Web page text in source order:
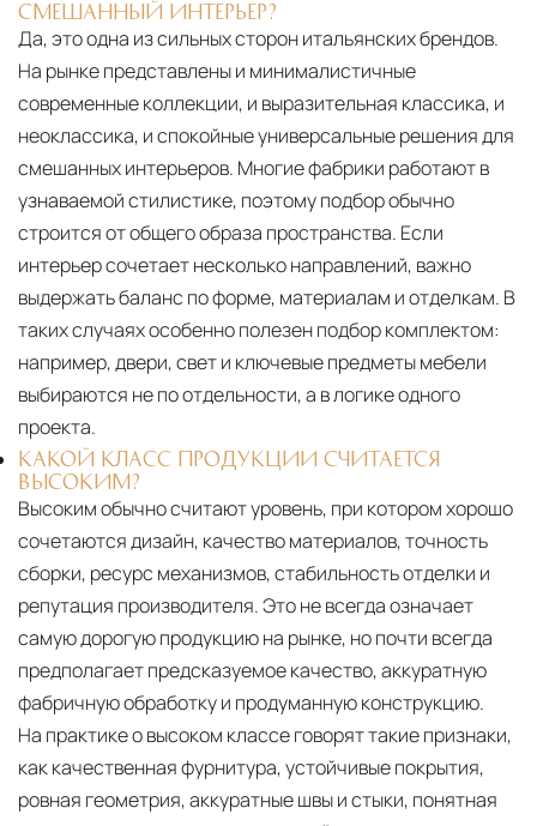
СМЕШАННЫЙ ИНТЕРЬЕР?
Да, это одна из сильных сторон итальянских брендов.
На рынке представлены и минималистичные
современные коллекции, и выразительная классика, и
неоклассика, и спокойные универсальные решения для
смешанных интерьеров. Многие фабрики работают в
узнаваемой стилистике, поэтому подбор обычно
строится от общего образа пространства. Если
интерьер сочетает несколько направлений, важно
выдержать баланс по форме, материалам и отделкам. В
таких случаях особенно полезен подбор комплектом:
например, двери, свет и ключевые предметы мебели
выбираются не по отдельности, а в логике одного
проекта.
КАКОЙ КЛАСС ПРОДУКЦИИ СЧИТАЕТСЯ
ВЫСОКИМ?
Высоким обычно считают уровень, при котором хорошо
сочетаются дизайн, качество материалов, точность
сборки, ресурс механизмов, стабильность отделки и
репутация производителя. Это не всегда означает
самую дорогую продукцию на рынке, но почти всегда
предполагает предсказуемое качество, аккуратную
фабричную обработку и продуманную конструкцию.
На практике о высоком классе говорят такие признаки,
как качественная фурнитура, устойчивые покрытия,
ровная геометрия, аккуратные швы и стыки, понятная